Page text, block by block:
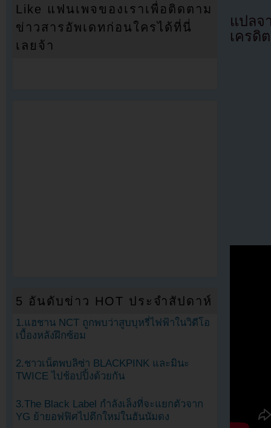
แปลจ
เครดิ
Like แฟนเพจของเราเพื่อติดตาม
ข่าวสารอัพเดทก่อนใครได้ที่นี่
เลยจ้า
5 อันดับข่าว HOT ประจำสัปดาห์
1.แฮชาน NCT ถูกพบว่าสูบบุหรี่ไฟฟ้าในวิดีโอ
เบื้องหลังฝึกซ้อม
2.ชาวเน็ตพบลิซ่า BLACKPINK และมินะ
TWICE ไปช้อปปิ้งด้วยกัน
3.The Black Label กำลังเล็งที่จะแยกตัวจาก
YG ย้ายอฟฟิศไปตึกใหม่ในฮันนัมดง